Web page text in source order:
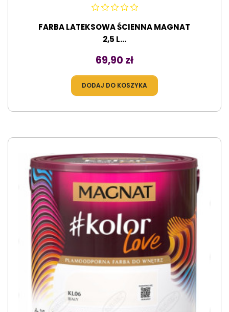
FARBA LATEKSOWA ŚCIENNA MAGNAT
2,5 L...
Cena
69,90 zł
DODAJ DO KOSZYKA